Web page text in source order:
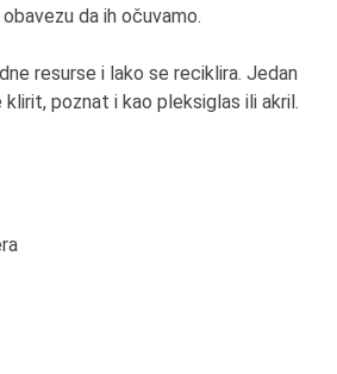
da ih očuvamo.
resurse i lako se reciklira. Jedan
poznat i kao pleksiglas ili akril.